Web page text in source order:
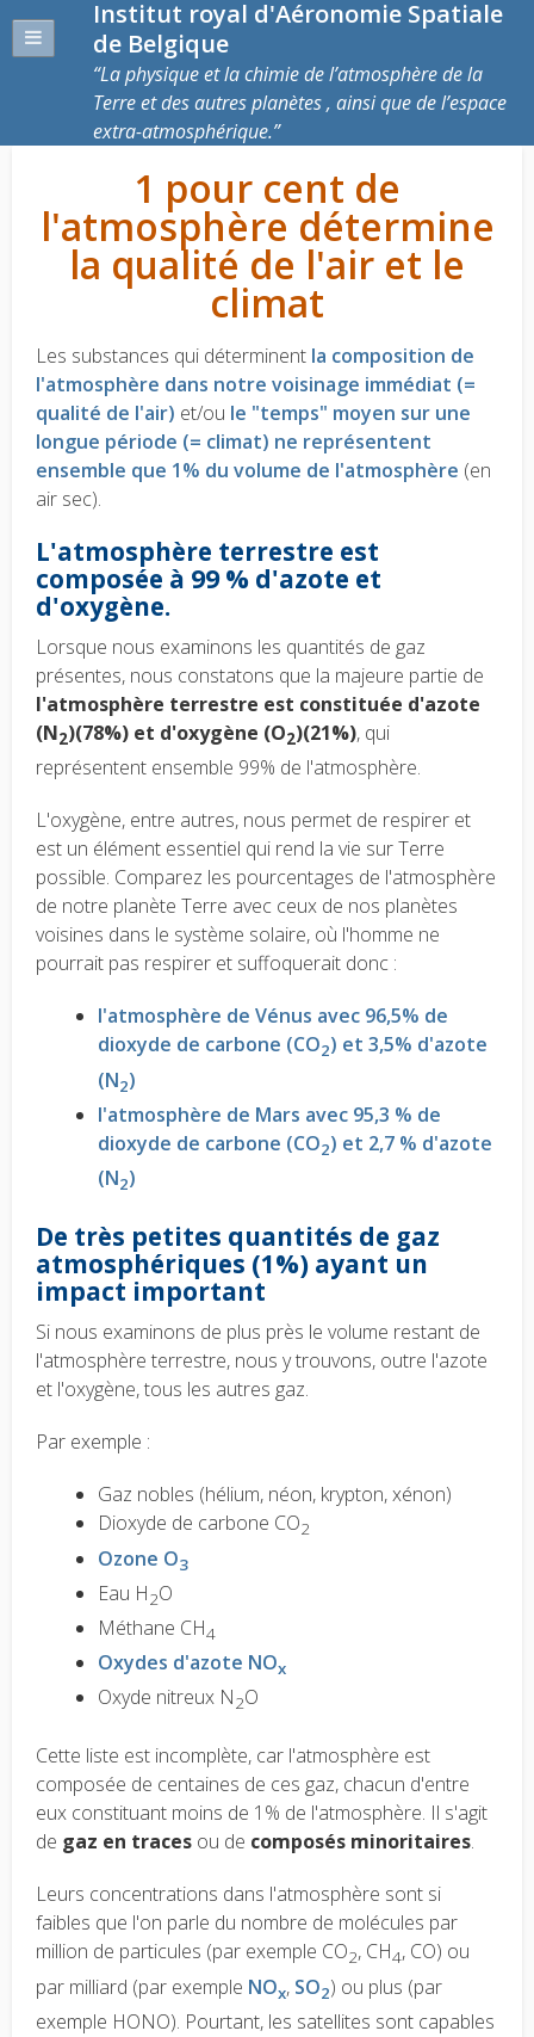
Institut royal d'Aéronomie Spatiale
de Belgique
La physique et la chimie de l’atmosphère de la
Terre et des autres planètes , ainsi que de l’espace
extra-atmosphérique.
1 pour cent de
l'atmosphère détermine
la qualité de l'air et le
climat
Les substances qui déterminent la composition de
l'atmosphère dans notre voisinage immédiat (=
qualité de l'air) et/ou le "temps" moyen sur une
longue période (= climat) ne représentent
ensemble que 1% du volume de l'atmosphère (en
air sec).
L'atmosphère terrestre est
composée à 99 % d'azote et
d'oxygène.
Lorsque nous examinons les quantités de gaz
présentes, nous constatons que la majeure partie de
l'atmosphère terrestre est constituée d'azote
(N2)(78%) et d'oxygène (O2)(21%), qui
représentent ensemble 99% de l'atmosphère.
L'oxygène, entre autres, nous permet de respirer et
est un élément essentiel qui rend la vie sur Terre
possible. Comparez les pourcentages de l'atmosphère
de notre planète Terre avec ceux de nos planètes
voisines dans le système solaire, où l'homme ne
pourrait pas respirer et suffoquerait donc :
l'atmosphère de Vénus avec 96,5% de
dioxyde de carbone (CO2) et 3,5% d'azote
(N2)
l'atmosphère de Mars avec 95,3 % de
dioxyde de carbone (CO2) et 2,7 % d'azote
(N2)
De très petites quantités de gaz
atmosphériques (1%) ayant un
impact important
Si nous examinons de plus près le volume restant de
l'atmosphère terrestre, nous y trouvons, outre l'azote
et l'oxygène, tous les autres gaz.
Par exemple :
Gaz nobles (hélium, néon, krypton, xénon)
Dioxyde de carbone CO2
Ozone O3
Eau H2O
Méthane CH4
Oxydes d'azote NOx
Oxyde nitreux N2O
Cette liste est incomplète, car l'atmosphère est
composée de centaines de ces gaz, chacun d'entre
eux constituant moins de 1% de l'atmosphère. Il s'agit
de gaz en traces ou de composés minoritaires.
Leurs concentrations dans l'atmosphère sont si
faibles que l'on parle du nombre de molécules par
million de particules (par exemple CO2, CH4, CO) ou
par milliard (par exemple NOx, SO2) ou plus (par
exemple HONO). Pourtant, les satellites sont capables